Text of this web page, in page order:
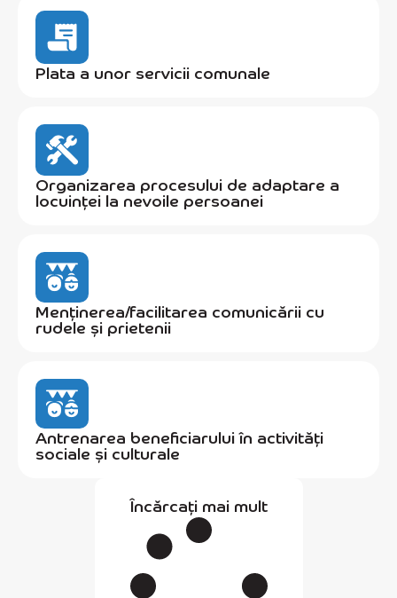
Plata a unor servicii comunale
Organizarea procesului de adaptare a
locuinței la nevoile persoanei
Menținerea/facilitarea comunicării cu
rudele și prietenii
Antrenarea beneficiarului în activități
sociale și culturale
Încărcați mai mult